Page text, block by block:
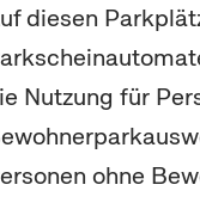
diesen
Nutzung für
ohne